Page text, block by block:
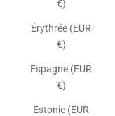
€)
Érythrée (EUR
€)
Espagne (EUR
€)
Estonie (EUR